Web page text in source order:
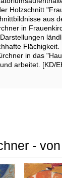
Holzschnitt
aus
in
Flächigkeit.
in das
arbeitet. [KD/
-